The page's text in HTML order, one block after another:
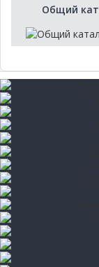
Общий